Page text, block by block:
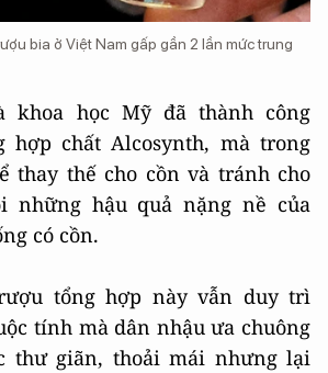
bia ở Việt Nam gấp gần 2 lần mức trung
khoa học Mỹ đã thành công
hợp chất Alcosynth, mà trong
thay thế cho cồn và tránh cho
những hậu quả nặng nề của
có cồn.
tổng hợp này vẫn duy trì
tính mà dân nhậu ưa chuông
thư giãn, thoải mái nhưng lại